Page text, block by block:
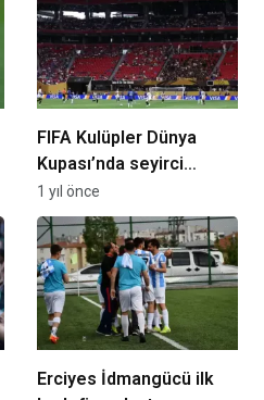
FIFA Kulüpler Dünya
Kupası’nda seyirci
hüsranı!
1 yıl önce
Erciyes İdmangücü ilk